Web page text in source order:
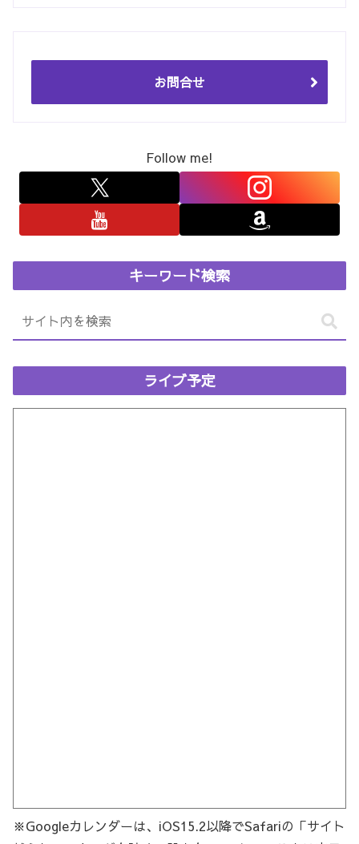
お問合せ
Follow me!
キーワード検索
ライブ予定
※Googleカレンダーは、iOS15.2以降でSafariの「サイト